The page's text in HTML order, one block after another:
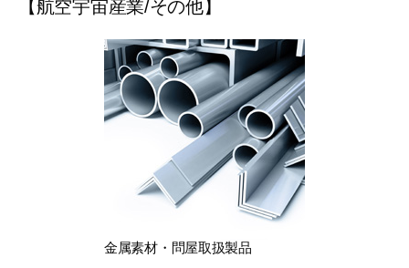
【航空宇宙産業/その他】
金属素材・問屋取扱製品